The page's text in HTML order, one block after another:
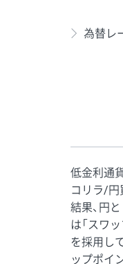
為替レ
低金利通
コリラ/円
結果、円
は「スワ
を採用し
ップポイ